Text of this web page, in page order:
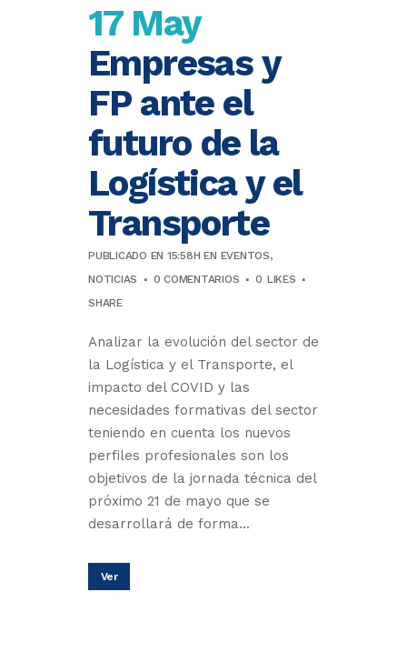
17 May
Empresas y
FP ante el
futuro de la
Logística y el
Transporte
PUBLICADO EN 15:58H EN EVENTOS,
NOTICIAS
0 COMENTARIOS 0 LIKES
SHARE
Analizar la evolución del sector de
la Logística y el Transporte, el
impacto del COVID y las
necesidades formativas del sector
teniendo en cuenta los nuevos
perfiles profesionales son los
objetivos de la jornada técnica del
próximo 21 de mayo que se
desarrollará de forma...
Ver